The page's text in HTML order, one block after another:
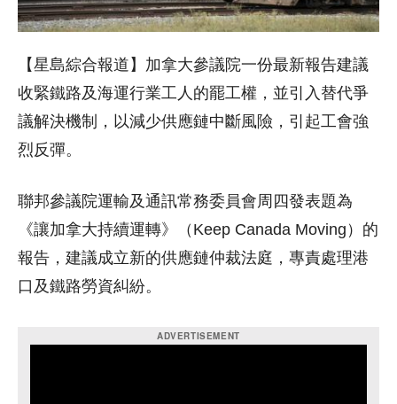
【星島綜合報道】加拿大參議院一份最新報告建議
收緊鐵路及海運行業工人的罷工權，並引入替代爭
議解決機制，以減少供應鏈中斷風險，引起工會強
烈反彈。
聯邦參議院運輸及通訊常務委員會周四發表題為
《讓加拿大持續運轉》（Keep Canada Moving）的
報告，建議成立新的供應鏈仲裁法庭，專責處理港
口及鐵路勞資糾紛。